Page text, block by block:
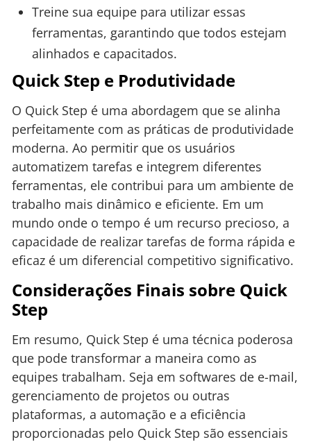
Treine sua equipe para utilizar essas
ferramentas, garantindo que todos estejam
alinhados e capacitados.
Quick Step e Produtividade
O Quick Step é uma abordagem que se alinha
perfeitamente com as práticas de produtividade
moderna. Ao permitir que os usuários
automatizem tarefas e integrem diferentes
ferramentas, ele contribui para um ambiente de
trabalho mais dinâmico e eficiente. Em um
mundo onde o tempo é um recurso precioso, a
capacidade de realizar tarefas de forma rápida e
eficaz é um diferencial competitivo significativo.
Considerações Finais sobre Quick
Step
Em resumo, Quick Step é uma técnica poderosa
que pode transformar a maneira como as
equipes trabalham. Seja em softwares de e-mail,
gerenciamento de projetos ou outras
plataformas, a automação e a eficiência
proporcionadas pelo Quick Step são essenciais